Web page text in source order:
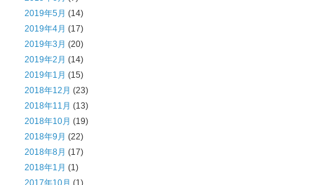
2019年5月 (14)
2019年4月 (17)
2019年3月 (20)
2019年2月 (14)
2019年1月 (15)
2018年12月 (23)
2018年11月 (13)
2018年10月 (19)
2018年9月 (22)
2018年8月 (17)
2018年1月 (1)
2017年10月 (1)